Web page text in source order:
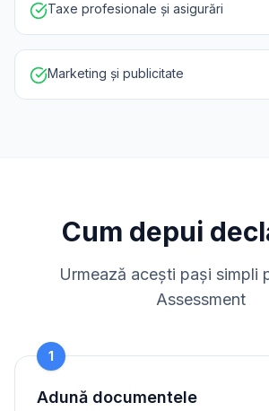
Taxe profesionale și asigurări
Marketing și publicitate
Cum depui
Urmează acești pași simpli
Assessment
1
Adună documentele